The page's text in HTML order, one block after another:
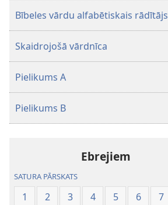
Bībeles vārdu alfabētiskais rādītājs
Skaidrojošā vārdnīca
Pielikums A
Pielikums B
Ebrejiem
SATURA PĀRSKATS
1 2 3 4 5 6 7